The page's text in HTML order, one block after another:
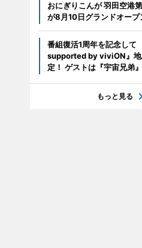
おにぎりこんが 羽田空港
が8月10日グランドオープ
番組復活1周年を記念して
supported by viviON』地
定！ ゲストは『宇宙兄弟
もっと見る